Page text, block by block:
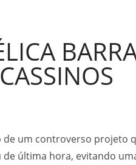
de um controverso projeto
última hora, evitando